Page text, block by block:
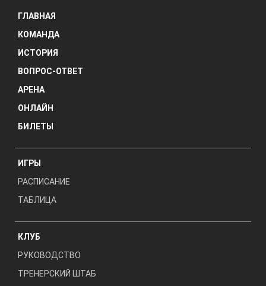
ГЛАВНАЯ
КОМАНДА
ИСТОРИЯ
ВОПРОС-ОТВЕТ
АРЕНА
ОНЛАЙН
БИЛЕТЫ
ИГРЫ
РАСПИСАНИЕ
ТАБЛИЦА
КЛУБ
РУКОВОДСТВО
ТРЕНЕРСКИЙ ШТАБ